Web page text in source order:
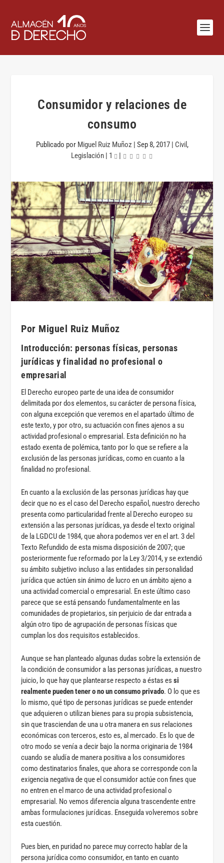
Consumidor y relaciones de
consumo
Publicado por Miguel Ruiz Muñoz | Sep 8, 2017| Civil ,
Legislación| 1 |
Por Miguel Ruiz Muñoz
Introducción: personas físicas, personas
jurídicas y finalidad no profesional o
empresarial
El Derecho europeo parte de una idea de consumidor
delimitada por dos elementos, su carácter de persona física,
con alguna excepción que veremos en el apartado último de
este texto, y por otro, su actuación con fines ajenos a su
actividad profesional o empresarial. Esta definición no ha
estado exenta de polémica, tanto por lo que se refiere a la
exclusión de las personas jurídicas, como en cuanto a la
finalidad no profesional.
En cuanto a la exclusión de las personas jurídicas hay que
decir que no es el caso del Derecho español, nuestro derecho
presenta como particularidad frente al Derecho europeo su
extensión a las personas jurídicas, ya desde el texto original
de la LGDCU de 1984, que ahora podemos ver en el art. 3 del
Texto Refundido de esta misma disposición de 2007; que
posteriormente fue reformado por la Ley 3/2014, y se extendió
su ámbito subjetivo incluso a las entidades sin personalidad
jurídica que actúen sin ánimo de lucro en un ámbito ajeno a
una actividad comercial o empresarial. En este último caso
parece que se está pensando fundamentalmente en las
comunidades de propietarios, sin perjuicio de dar entrada a
algún otro tipo de agrupación de personas físicas que
cumplan los dos requisitos establecidos.
Aunque se han planteado algunas dudas sobre la extensión de
la condición de consumidor a las personas jurídicas, a nuestro
juicio, lo que hay que plantearse respecto a éstas essi
realmente pueden tener o no un consumo privado. O lo que es
lo mismo, qué tipo de personas jurídicas se puede entender
que adquieren o utilizan bienes para su propia subsistencia,
sin que trasciendan de una u otra manera en sus relaciones
económicas con terceros, esto es, al mercado. Es lo que de
otro modo se venía a decir bajo la norma originaria de 1984
cuando se aludía de manera positiva a los consumidores
como destinatarios finales, que ahora se corresponde con la
exigencia negativa de que el consumidor actúe con fines que
no entren en el marco de una actividad profesional o
empresarial. No vemos diferencia alguna trascendente entre
ambas formulaciones jurídicas. Enseguida volveremos sobre
esta cuestión.
Pues bien, en puridad no parece muy correcto hablar de la
persona jurídica como consumidor, en tanto en cuanto